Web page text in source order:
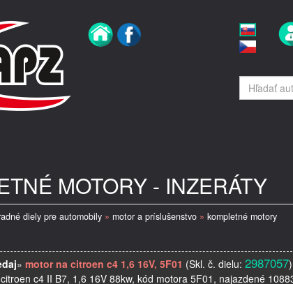
MOTORY - INZERÁTY
diely pre automobily » motor a príslušenstvo » kompletné motory
» motor na citroen c4 1,6 16V, 5F01 (Skl. č. dielu: 2987057)
c4 II B7, 1,6 16V 88kw, kód motora 5F01, najazdené